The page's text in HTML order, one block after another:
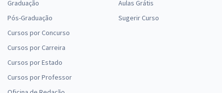
Graduação
Pós-Graduação
Cursos por Concurso
Cursos por Carreira
Cursos por Estado
Cursos por Professor
Aulas Grátis
Sugerir Curso